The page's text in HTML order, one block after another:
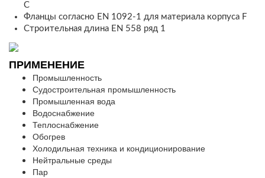
C
Фланцы согласно EN 1092-1 для материала корпуса F
Строительная длина EN 558 ряд 1
ПРИМЕНЕНИЕ
Промышленность
Судостроительная промышленность
Промышленная вода
Водоснабжение
Теплоснабжение
Обогрев
Холодильная техника и кондиционирование
Нейтральные среды
Пар